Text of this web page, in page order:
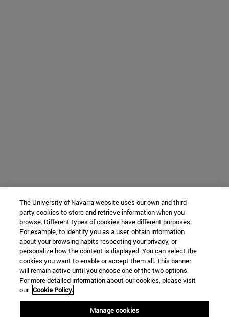
The University of Navarra website uses our own and third-
party cookies to store and retrieve information when you
browse. Different types of cookies have different purposes.
For example, to identify you as a user, obtain information
about your browsing habits respecting your privacy, or
personalize how the content is displayed. You can select the
cookies you want to enable or accept them all. This banner
will remain active until you choose one of the two options.
For more detailed information about our cookies, please visit
our Cookie Policy.
Manage cookies